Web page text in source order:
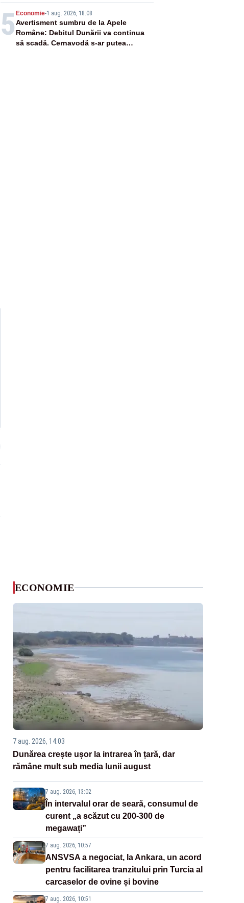
5 Economie-1 aug. 2026, 18:08
Avertisment sumbru de la Apele
Române: Debitul Dunării va continua
să scadă. Cernavodă s-ar putea
ECONOMIE
7 aug. 2026, 14:03
Dunărea crește ușor la intrarea în țară, dar
rămâne mult sub media lunii august
7 aug. 2026, 13:02
În intervalul orar de seară, consumul de
curent „a scăzut cu 200-300 de
megawați”
7 aug. 2026, 10:57
ANSVSA a negociat, la Ankara, un acord
pentru facilitarea tranzitului prin Turcia al
carcaselor de ovine și bovine
7 aug. 2026, 10:51